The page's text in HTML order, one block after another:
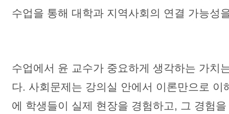
수업을 통해 대학과 지역사회의 연결 가능성
수업에서 윤 교수가 중요하게 생각하는 가치
다. 사회문제는 강의실 안에서 이론만으로 이
에 학생들이 실제 현장을 경험하고, 그 경험